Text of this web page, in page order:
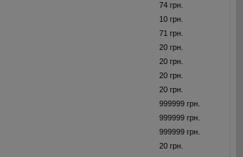
74 грн.
10 грн.
71 грн.
20 грн.
20 грн.
20 грн.
20 грн.
999999 грн.
999999 грн.
999999 грн.
20 грн.